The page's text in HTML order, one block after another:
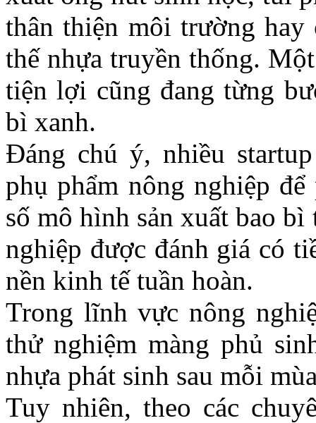
thân thiện môi trường hay
thế nhựa truyền thống.
tiện lợi cũng đang từng
bì xanh.
Đáng chú ý, nhiều
phụ phẩm nông nghiệp
số mô hình sản xuất bao
nghiệp được đánh giá có
nền kinh tế tuần hoàn.
Trong lĩnh vực nông
thử nghiệm màng phủ
nhựa phát sinh sau mỗi
Tuy nhiên, theo các